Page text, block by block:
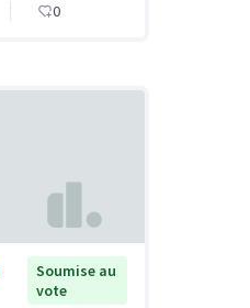
0
Soumise au
vote